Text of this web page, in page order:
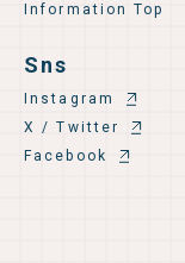
Information Top
Sns
Instagram
X / Twitter
Facebook